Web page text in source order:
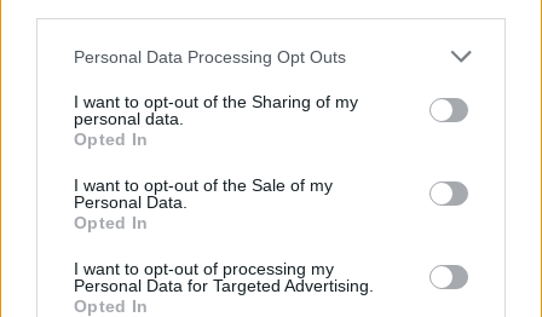
Please note that this website/app uses one or more Google
not limited to your visit or usage behaviour. You may click to
grant or deny consent to Google and its third-party tags to
use your data for below specified purposes in below Google
consent section.
Personal Data Processing Opt Outs
I want to opt-out of the Sharing of my
personal data.
Opted In
I want to opt-out of the Sale of my
Personal Data.
Opted In
I want to opt-out of processing my
Personal Data for Targeted Advertising.
Opted In
Τράπεζα Ανάπτυξης του Συμβουλίου
της Ευρώπης
Τράπεζα Ανάπτυξης του Συμβουλίου της
Ευρώπης(CEB) προσκαλεί παθιασμένα και
ταλαντούχα άτομα να υποβάλουν αίτηση για το
πρακτικής άσκησης